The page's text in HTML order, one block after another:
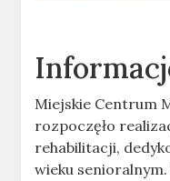
Miejskie Centrum
rozpoczęło
rehabilitacji,
wieku